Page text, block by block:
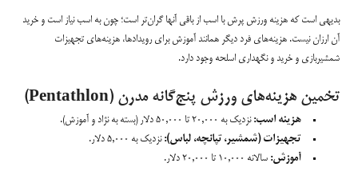
بدیهی است که هزینه ورزش پرش‌ با اسب از باقی آنها گران‌تر است؛ چون به اسب نیاز است و خرید
آن ارزان نیست. هزینه‌های فرد دیگر همانند آموزش برای رویدادها، هزینه‌های تجهیزات
شمشیربازی و خرید و نگهداری اسلحه وجود دارد.
تخمین هزینه‌های ورزش پنج‌گانه مدرن (Pentathlon)
هزینه اسب: نزدیک به ۲۰,۰۰۰ تا ۵۰,۰۰۰ دلار (بسته به نژاد و آموزش).
تجهیزات (شمشیر، تپانچه، لباس): نزدیک به ۵,۰۰۰ دلار.
آموزش:سالانه ۱۰,۰۰۰ تا ۲۰,۰۰۰ دلار.